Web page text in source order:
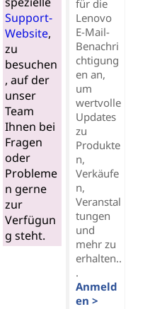
Support-
Website,
zu
besuchen
, auf der
unser
Team
Ihnen bei
Fragen
oder
Probleme
n gerne
zur
Verfügun
g steht.
für die
Lenovo
E-Mail-
Benachri
chtigung
en an,
um
wertvolle
Updates
zu
Produkte
n,
Verkäufe
n,
Veranstal
tungen
und
mehr zu
erhalten..
.
Anmeld
en >